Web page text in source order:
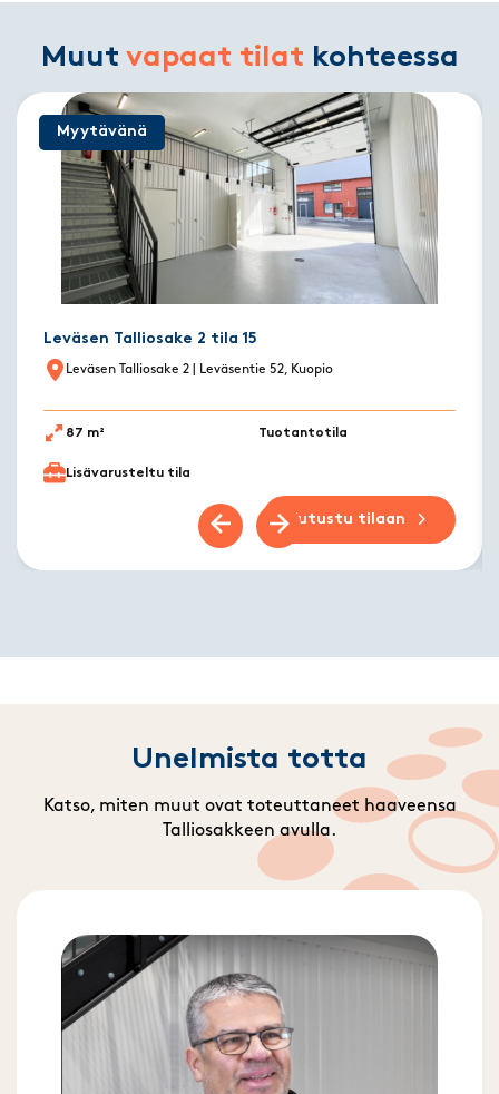
Muut vapaat tilat kohteessa
Myytävänä
Leväsen Talliosake 2 tila 15
Leväsen Talliosake 2 | Leväsentie 52, Kuopio
87 m² Tuotantotila
Lisävarusteltu tila
Tutustu tilaan
Previous slide
Next slide
Unelmista totta
Katso, miten muut ovat toteuttaneet haaveensa
Talliosakkeen avulla.